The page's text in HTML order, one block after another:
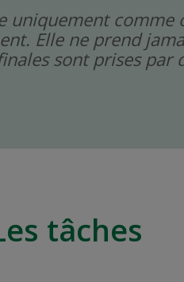
uniquement
Elle ne prend
sont prises par
tâches